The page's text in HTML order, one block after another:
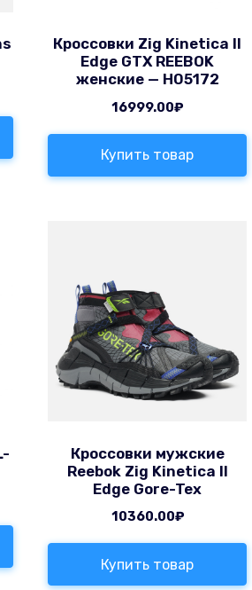
Кроссовки Zig Kinetica II
Edge GTX REEBOK
женские — H05172
16999.00₽
Купить товар
Кроссовки мужские
Reebok Zig Kinetica II
Edge Gore-Tex
10360.00₽
Купить товар